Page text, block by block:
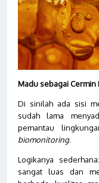
Madu sebagai Cermin
Di sinilah ada sisi
sudah lama
pemantau
biomonitoring.
Logikanya
sangat luas dan